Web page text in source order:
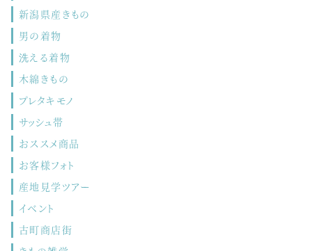
新潟県産きもの
男の着物
洗える着物
木綿きもの
プレタキモノ
サッシュ帯
おススメ商品
お客様フォト
産地見学ツアー
イベント
古町商店街